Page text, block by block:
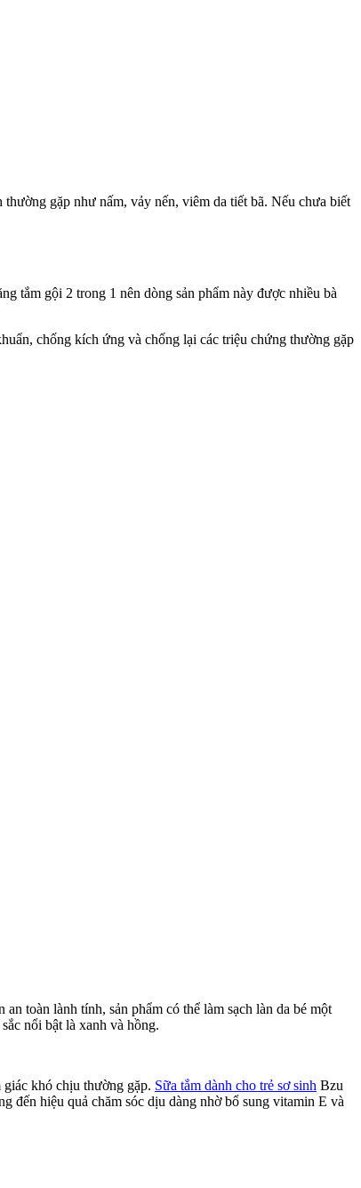
gặp như nấm, vảy nến, viêm da tiết bã. Nếu chưa biết
tắm gội 2 trong 1 nên dòng sản phẩm này được nhiều bà
chống kích ứng và chống lại các triệu chứng thường gặp
toàn lành tính, sản phẩm có thể làm sạch làn da bé một
nổi bật là xanh và hồng.
khó chịu thường gặp. Sữa tắm dành cho trẻ sơ sinh Bzu
đến hiệu quả chăm sóc dịu dàng nhờ bổ sung vitamin E và